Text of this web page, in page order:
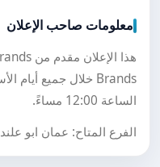
معلومات صاحب الإعلان
الساعة 12:00 مساءً.
الفرع المتاح: عمان ابو